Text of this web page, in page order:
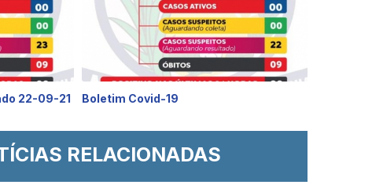
22-09-21 Boletim Covid-19
RELACIONADAS